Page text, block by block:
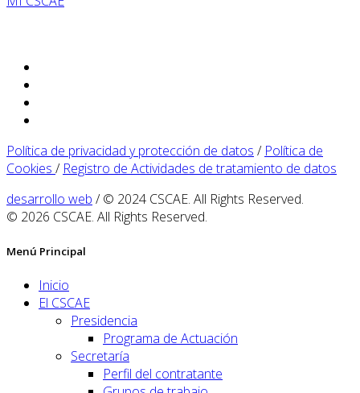
Política de privacidad y protección de datos / Política de
Cookies / Registro de Actividades de tratamiento de datos
desarrollo web / © 2024 CSCAE. All Rights Reserved.
© 2026 CSCAE. All Rights Reserved.
Menú Principal
Inicio
El CSCAE
Presidencia
Programa de Actuación
Secretaría
Perfil del contratante